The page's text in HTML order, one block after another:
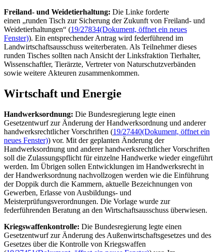
Freiland- und Weidetierhaltung: Die Linke forderte
einen „runden Tisch zur Sicherung der Zukunft von Freiland- und
Weidetierhaltungen“ (19/27834(Dokument, öffnet ein neues
Fenster)). Ein entsprechender Antrag wird federführend im
Landwirtschaftsausschuss weiterberaten. Als Teilnehmer dieses
runden Tisches sollten nach Ansicht der Linksfraktion Tierhalter,
Wissenschaftler, Tierärzte, Vertreter von Naturschutzverbänden
sowie weitere Akteuren zusammenkommen.
Wirtschaft und Energie
Handwerksordnung: Die Bundesregierung legte einen
Gesetzentwurf zur Änderung der Handwerksordnung und anderer
handwerksrechtlicher Vorschriften (19/27440(Dokument, öffnet ein
neues Fenster)) vor. Mit der geplanten Änderung der
Handwerksordnung und anderer handwerksrechtlicher Vorschriften
soll die Zulassungspflicht für einzelne Handwerke wieder eingeführt
werden. Im Übrigen sollen Entwicklungen im Handwerksrecht in
der Handwerksordnung nachvollzogen werden wie die Einführung
der Doppik durch die Kammern, aktuelle Bezeichnungen von
Gewerben, Erlasse von Ausbildungs- und
Meisterprüfungsverordnungen. Die Vorlage wurde zur
federführenden Beratung an den Wirtschaftsausschuss überwiesen.
Kriegswaffenkontrolle: Die Bundesregierung legte einen
Gesetzentwurf zur Änderung des Außenwirtschaftsgesetzes und des
Gesetzes über die Kontrolle von Kriegswaffen